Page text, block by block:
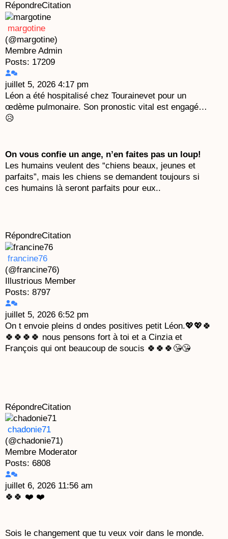
RépondreCitation
margotine
(@margotine)
Membre Admin
Posts: 17209
juillet 5, 2026 4:17 pm
Léon a été hospitalisé chez Tourainevet pour un
œdème pulmonaire. Son pronostic vital est engagé…
😥
On vous confie un ange, n’en faites pas un loup!
Les humains veulent des “chiens beaux, jeunes et
parfaits”, mais les chiens se demandent toujours si
ces humains là seront parfaits pour eux..
RépondreCitation
francine76
(@francine76)
Illustrious Member
Posts: 8797
juillet 5, 2026 6:52 pm
On t envoie pleins d ondes positives petit Léon.💖💖🍀
🍀🍀🍀🍀 nous pensons fort à toi et a Cinzia et
François qui ont beaucoup de soucis 🍀🍀🍀😘😘
RépondreCitation
chadonie71
(@chadonie71)
Membre Moderator
Posts: 6808
juillet 6, 2026 11:56 am
🍀🍀 ❤️ ❤️
Sois le changement que tu veux voir dans le monde.